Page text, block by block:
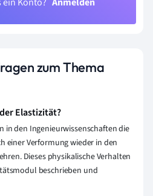
zum Thema
Elastizität?
in den Ingenieurwissenschaften die
einer Verformung wieder in den
Dieses physikalische Verhalten
beschrieben und